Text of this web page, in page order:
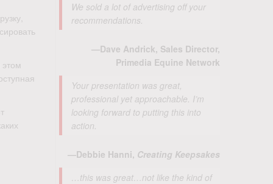
We sold a lot of advertising off your
recommendations.
—Dave Andrick, Sales Director,
Primedia Equine Network
Your presentation was great,
professional yet approachable. I’m
looking forward to putting this into
action.
—Debbie Hanni, Creating Keepsakes
…this was great…not like the kind of